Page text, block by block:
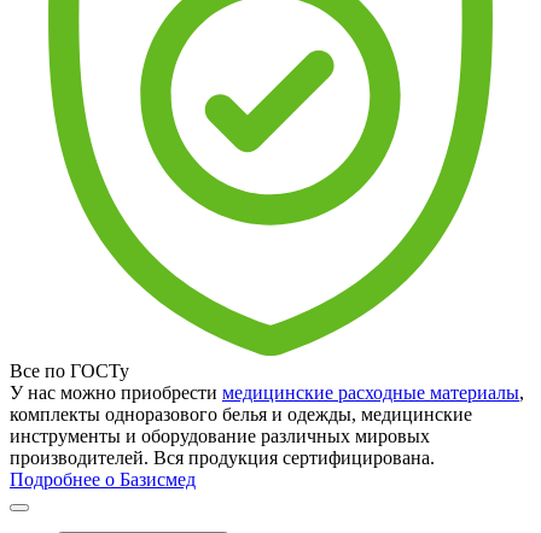
Все по ГОСТу
У нас можно приобрести медицинские расходные материалы,
комплекты одноразового белья и одежды, медицинские
инструменты и оборудование различных мировых
производителей. Вся продукция сертифицирована.
Подробнее о Базисмед